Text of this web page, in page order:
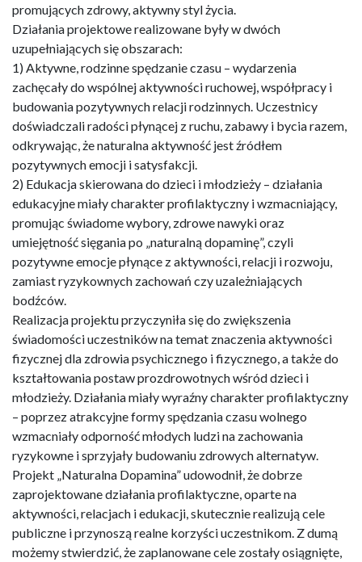
promujących zdrowy, aktywny styl życia.
Działania projektowe realizowane były w dwóch
uzupełniających się obszarach:
1) Aktywne, rodzinne spędzanie czasu – wydarzenia
zachęcały do wspólnej aktywności ruchowej, współpracy i
budowania pozytywnych relacji rodzinnych. Uczestnicy
doświadczali radości płynącej z ruchu, zabawy i bycia razem,
odkrywając, że naturalna aktywność jest źródłem
pozytywnych emocji i satysfakcji.
2) Edukacja skierowana do dzieci i młodzieży – działania
edukacyjne miały charakter profilaktyczny i wzmacniający,
promując świadome wybory, zdrowe nawyki oraz
umiejętność sięgania po „naturalną dopaminę”, czyli
pozytywne emocje płynące z aktywności, relacji i rozwoju,
zamiast ryzykownych zachowań czy uzależniających
bodźców.
Realizacja projektu przyczyniła się do zwiększenia
świadomości uczestników na temat znaczenia aktywności
fizycznej dla zdrowia psychicznego i fizycznego, a także do
kształtowania postaw prozdrowotnych wśród dzieci i
młodzieży. Działania miały wyraźny charakter profilaktyczny
– poprzez atrakcyjne formy spędzania czasu wolnego
wzmacniały odporność młodych ludzi na zachowania
ryzykowne i sprzyjały budowaniu zdrowych alternatyw.
Projekt „Naturalna Dopamina” udowodnił, że dobrze
zaprojektowane działania profilaktyczne, oparte na
aktywności, relacjach i edukacji, skutecznie realizują cele
publiczne i przynoszą realne korzyści uczestnikom. Z dumą
możemy stwierdzić, że zaplanowane cele zostały osiągnięte,